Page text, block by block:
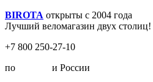
BIROTA открыты с 2004 года
Лучший веломагазин двух столиц!
+7 800 250-27-10
по
и России